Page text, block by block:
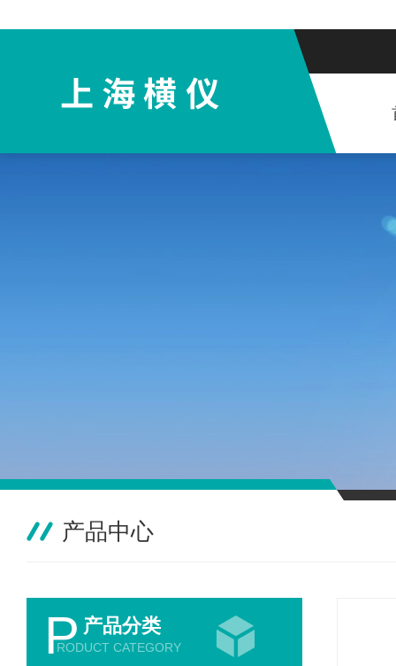
产品中心
P 产品分类
RODUCT CATEGORY